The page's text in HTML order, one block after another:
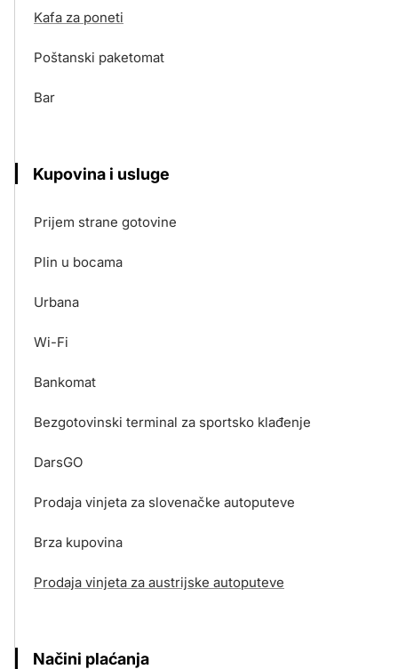
Kafa za poneti
Poštanski paketomat
Bar
Kupovina i usluge
Prijem strane gotovine
Plin u bocama
Urbana
Wi-Fi
Bankomat
Bezgotovinski terminal za sportsko klađenje
DarsGO
Prodaja vinjeta za slovenačke autoputeve
Brza kupovina
Prodaja vinjeta za austrijske autoputeve
Načini plaćanja